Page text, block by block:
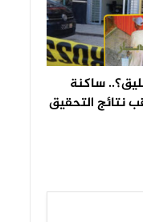
ساكنة
نتائج التحقيق